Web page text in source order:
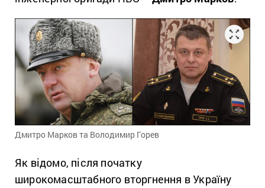
Дмитро Марков та Володимир Горев
Як відомо, після початку
широкомасштабного вторгнення в Україну